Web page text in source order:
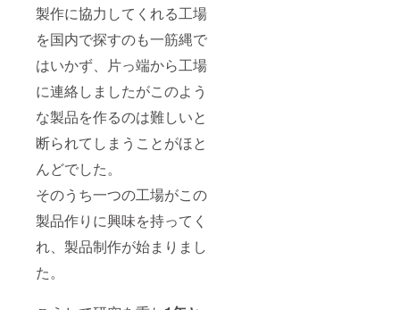
製作に協力してくれる工場
を国内で探すのも一筋縄で
はいかず、片っ端から工場
に連絡しましたがこのよう
な製品を作るのは難しいと
断られてしまうことがほと
んどでした。
そのうち一つの工場がこの
製品作りに興味を持ってく
れ、製品制作が始まりまし
た。